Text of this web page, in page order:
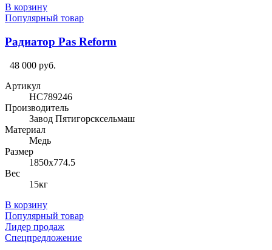
В корзину
Популярный товар
Радиатор Pas Reform
48 000 руб.
Артикул
HC789246
Производитель
Завод Пятигорсксельмаш
Материал
Медь
Размер
1850х774.5
Вес
15кг
В корзину
Популярный товар
Лидер продаж
Спецпредложение